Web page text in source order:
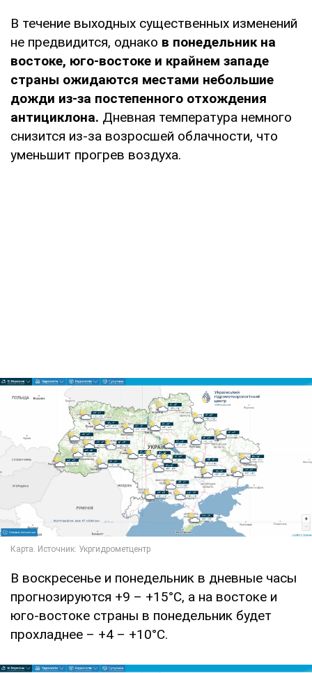
В течение выходных существенных изменений
не предвидится, однако в понедельник на
востоке, юго-востоке и крайнем западе
страны ожидаются местами небольшие
дожди из-за постепенного отхождения
антициклона. Дневная температура немного
снизится из-за возросшей облачности, что
уменьшит прогрев воздуха.
В воскресенье и понедельник в дневные часы
прогнозируются +9 – +15°C, а на востоке и
юго-востоке страны в понедельник будет
прохладнее – +4 – +10°C.